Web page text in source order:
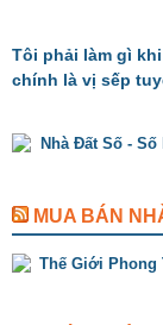
Tôi phải làm gì
chính là vị sếp
MUA BÁN